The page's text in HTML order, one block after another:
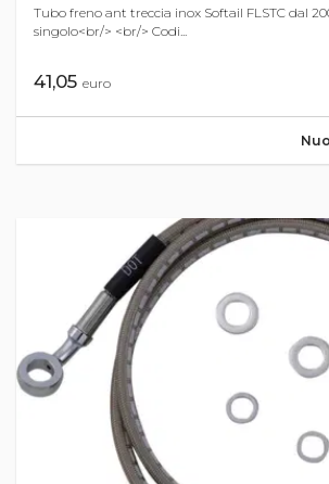
Tubo freno ant treccia inox Softail FLSTC dal
singolo<br/> <br/> Codi...
41,05 euro